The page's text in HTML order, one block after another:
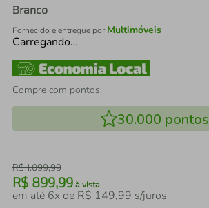
Branco
Fornecido e entregue por Multimóveis
Carregando…
Compre com pontos:
30.000 pontos
R$1.099,99
R$ 899,99 à vista
em até 6x de R$ 149,99 s/juros